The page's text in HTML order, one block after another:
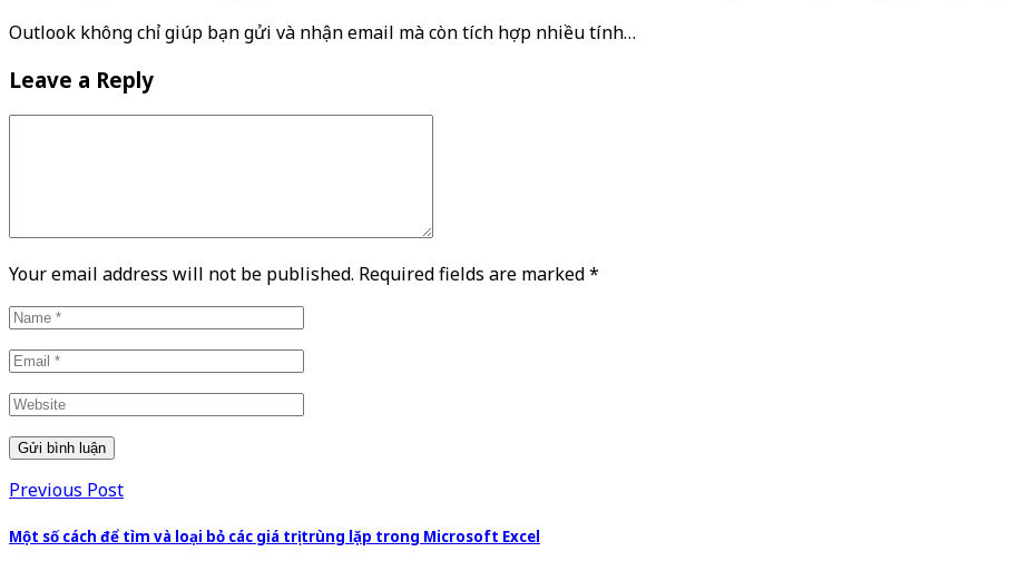
Outlook không chỉ giúp bạn gửi và nhận email mà còn tích hợp nhiều tính…
Leave a Reply
Your email address will not be published. Required fields are marked*
Previous Post
Một số cách để tìm và loại bỏ các giá trị trùng lặp trong Microsoft Excel